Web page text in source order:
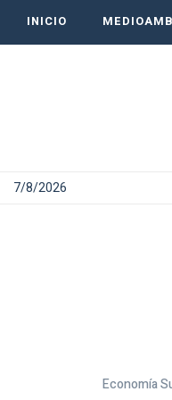
INICIO
7/8/2026
Economía